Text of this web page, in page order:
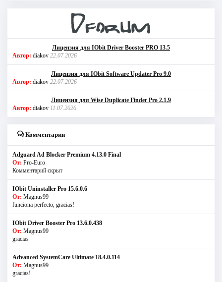
Лицензия для IObit Driver Booster PRO 13.5
Автор: diakov 22.07.2026
Лицензия для IObit Software Updater Pro 9.0
Автор: diakov 22.07.2026
Лицензия для Wise Duplicate Finder Pro 2.1.9
Автор: diakov 11.07.2026
Комментарии
Adguard Ad Blocker Premium 4.13.0 Final
От: Pro-Euro
Комментарий скрыт
IObit Uninstaller Pro 15.6.0.6
От: Magnus99
funciona perfecto, gracias!
IObit Driver Booster Pro 13.6.0.438
От: Magnus99
gracias
Advanced SystemCare Ultimate 18.4.0.114
От: Magnus99
gracias!